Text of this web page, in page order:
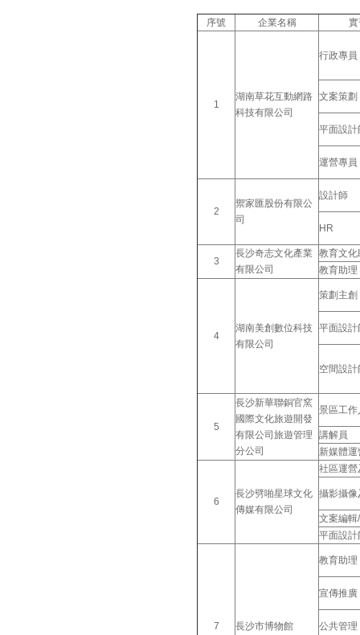
序號 企業名稱
1
湖南草花互動網路
科技有限公司
行政專員
文案策劃
平面設計
運營專員
2
禦家匯股份有限公
司
設計師
HR
3
長沙奇志文化產業
有限公司
教育文化
教育助理
4
湖南美創數位科技
有限公司
策劃主創
平面設計
空間設計
5
長沙新華聯銅官窯
國際文化旅遊開發
有限公司旅遊管理
分公司
景區工作
講解員
新媒體運
6
長沙劈啪星球文化
傳媒有限公司
社區運營
攝影攝像
文案編輯
平面設計
7 長沙市博物館
教育助理
宣傳推廣
公共管理